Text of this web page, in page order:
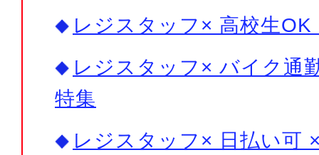
レジスタッフ× 高校生
レジスタッフ× バイク通
特集
レジスタッフ× 日払い可